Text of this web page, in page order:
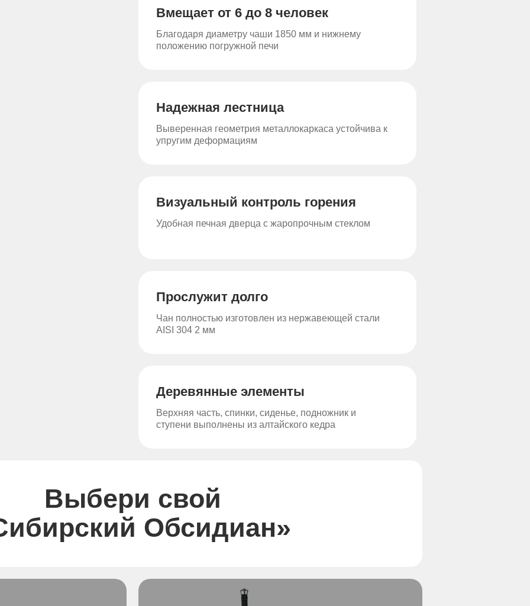
Вмещает от 6 до 8 человек
Благодаря диаметру чаши 1850 мм и нижнему
положению погружной печи
Надежная лестница
Визуальный контроль горения
Удобная печная дверца с жаропрочным стеклом
Выверенная геометрия металлокаркаса устойчива к
упругим деформациям
Прослужит долго
Чан полностью изготовлен из нержавеющей стали
AISI 304 2 мм
Деревянные элементы
Верхняя часть, спинки, сиденье, подножник и
ступени выполнены из алтайского кедра
Выбери свой
Обсидиан»